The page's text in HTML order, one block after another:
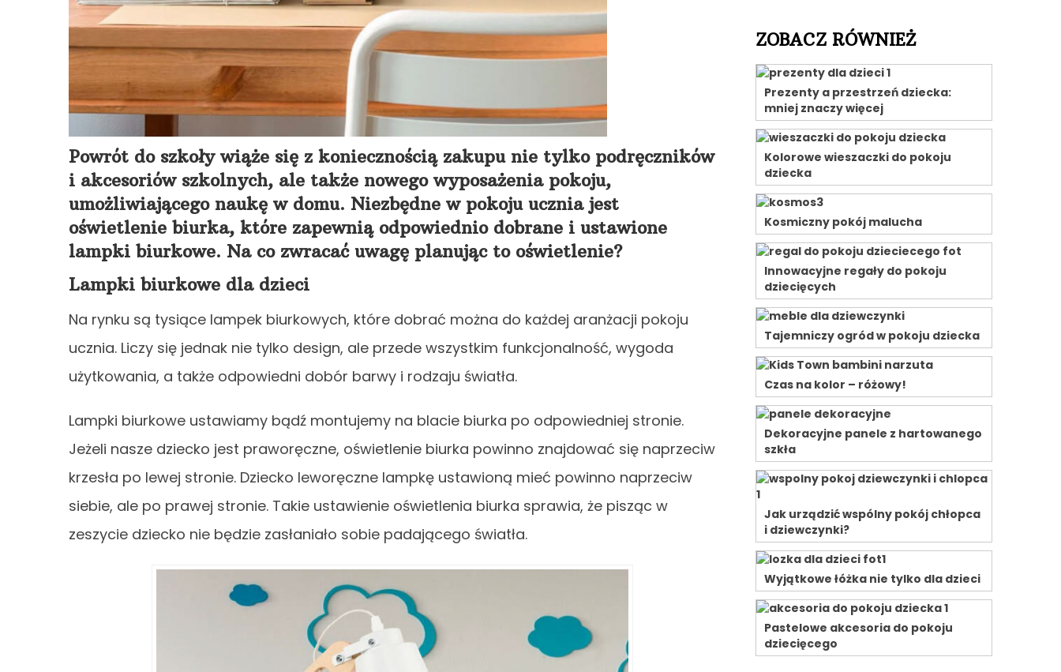
Powrót do szkoły wiąże się z koniecznością zakupu nie tylko podręczników
i akcesoriów szkolnych, ale także nowego wyposażenia pokoju,
umożliwiającego naukę w domu. Niezbędne w pokoju ucznia jest
oświetlenie biurka, które zapewnią odpowiednio dobrane i ustawione
lampki biurkowe. Na co zwracać uwagę planując to oświetlenie?
Lampki biurkowe dla dzieci
Na rynku są tysiące lampek biurkowych, które dobrać można do każdej aranżacji pokoju
ucznia. Liczy się jednak nie tylko design, ale przede wszystkim funkcjonalność, wygoda
użytkowania, a także odpowiedni dobór barwy i rodzaju światła.
Lampki biurkowe ustawiamy bądź montujemy na blacie biurka po odpowiedniej stronie.
Jeżeli nasze dziecko jest praworęczne, oświetlenie biurka powinno znajdować się naprzeciw
krzesła po lewej stronie. Dziecko leworęczne lampkę ustawioną mieć powinno naprzeciw
siebie, ale po prawej stronie. Takie ustawienie oświetlenia biurka sprawia, że pisząc w
zeszycie dziecko nie będzie zasłaniało sobie padającego światła.
ZOBACZ RÓWNIEŻ
Prezenty a przestrzeń dziecka:
mniej znaczy więcej
Kolorowe wieszaczki do pokoju
dziecka
Kosmiczny pokój malucha
Innowacyjne regały do pokoju
dziecięcych
Tajemniczy ogród w pokoju dziecka
Czas na kolor – różowy!
Dekoracyjne panele z hartowanego
szkła
Jak urządzić wspólny pokój chłopca
i dziewczynki?
Wyjątkowe łóżka nie tylko dla dzieci
Pastelowe akcesoria do pokoju
dziecięcego